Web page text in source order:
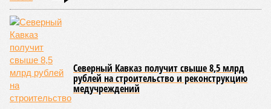
Северный Кавказ получит свыше 8,5 млрд
рублей на строительство и реконструкцию
медучреждений